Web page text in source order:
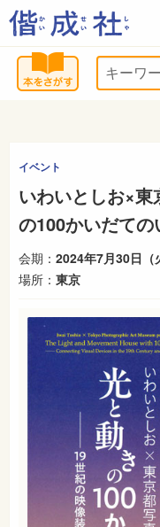
イベント
いわいとしお×
の100かいだての
会期： 2024年7月30日（
場所： 東京